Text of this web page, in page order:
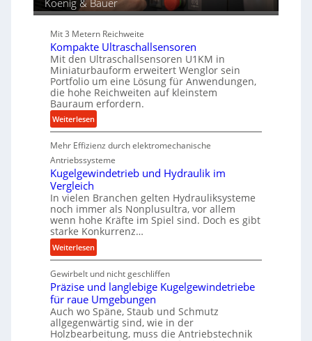
d
P
r
o
d
u
k
t
i
o
n
i
n
d
e
n
M
t
t
e
l
s
Koenig & Bauer
Mit 3 Metern Reichweite
Kompakte Ultraschallsensoren
Mit den Ultraschallsensoren U1KM in
Miniaturbauform erweitert Wenglor sein
Portfolio um eine Lösung für Anwendungen,
die hohe Reichweiten auf kleinstem
Bauraum erfordern.
Weiterlesen:
K
o
m
p
k
t
e
U
l
t
r
a
s
c
h
Mehr Effizienz durch elektromechanische
Antriebssysteme
Kugelgewindetrieb und Hydraulik im
Vergleich
In vielen Branchen gelten Hydrauliksysteme
noch immer als Nonplusultra, vor allem
wenn hohe Kräfte im Spiel sind. Doch es gibt
starke Konkurrenz…
Weiterlesen:
K
u
g
e
l
g
Gewirbelt und nicht geschliffen
Präzise und langlebige Kugelgewindetriebe
für raue Umgebungen
Auch wo Späne, Staub und Schmutz
allgegenwärtig sind, wie in der
Holzbearbeitung, muss die Antriebstechnik